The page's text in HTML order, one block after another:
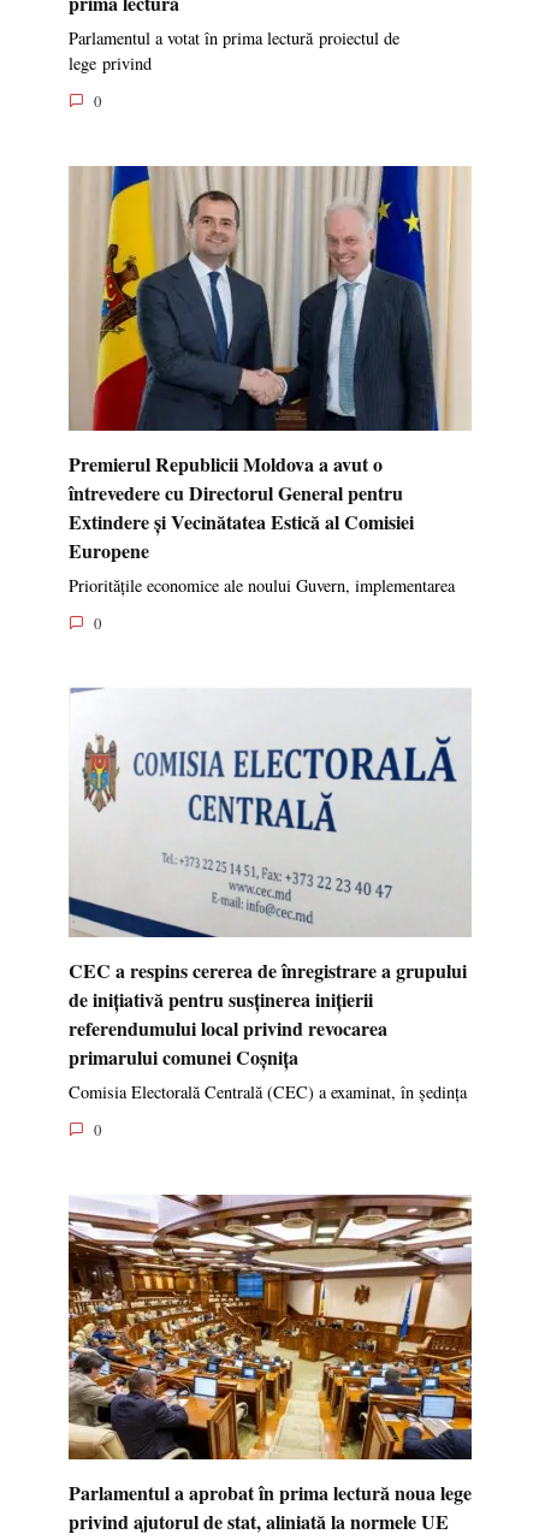
Parlamentul a votat în prima lectură proiectul de
lege privind
0
Premierul Republicii Moldova a avut o
întrevedere cu Directorul General pentru
Extindere și Vecinătatea Estică al Comisiei
Europene
Prioritățile economice ale noului Guvern, implementarea
0
CEC a respins cererea de înregistrare a grupului
de inițiativă pentru susținerea inițierii
referendumului local privind revocarea
primarului comunei Coșnița
Comisia Electorală Centrală (CEC) a examinat, în ședința
0
Parlamentul a aprobat în prima lectură noua lege
privind ajutorul de stat, aliniată la normele UE